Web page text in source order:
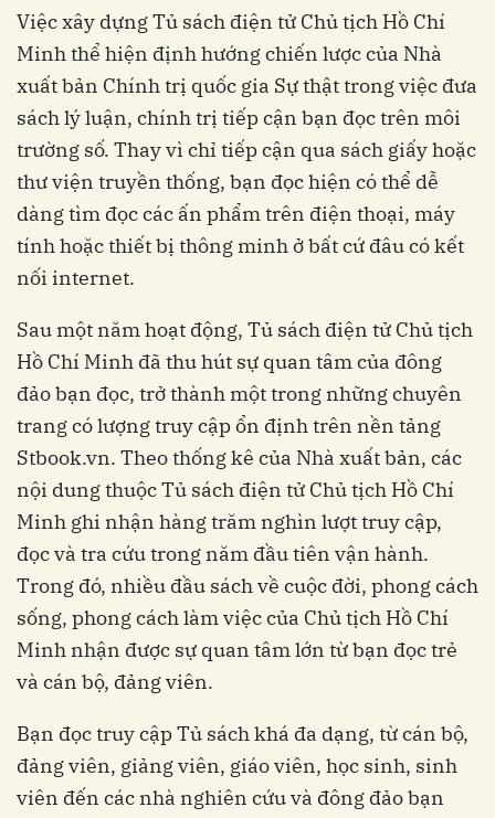
Việc xây dựng Tủ sách điện tử Chủ tịch Hồ Chí
Minh thể hiện định hướng chiến lược của Nhà
xuất bản Chính trị quốc gia Sự thật trong việc đưa
sách lý luận, chính trị tiếp cận bạn đọc trên môi
trường số. Thay vì chỉ tiếp cận qua sách giấy hoặc
thư viện truyền thống, bạn đọc hiện có thể dễ
dàng tìm đọc các ấn phẩm trên điện thoại, máy
tính hoặc thiết bị thông minh ở bất cứ đâu có kết
nối internet.
Sau một năm hoạt động, Tủ sách điện tử Chủ tịch
Hồ Chí Minh đã thu hút sự quan tâm của đông
đảo bạn đọc, trở thành một trong những chuyên
trang có lượng truy cập ổn định trên nền tảng
Stbook.vn. Theo thống kê của Nhà xuất bản, các
nội dung thuộc Tủ sách điện tử Chủ tịch Hồ Chí
Minh ghi nhận hàng trăm nghìn lượt truy cập,
đọc và tra cứu trong năm đầu tiên vận hành.
Trong đó, nhiều đầu sách về cuộc đời, phong cách
sống, phong cách làm việc của Chủ tịch Hồ Chí
Minh nhận được sự quan tâm lớn từ bạn đọc trẻ
và cán bộ, đảng viên.
Bạn đọc truy cập Tủ sách khá đa dạng, từ cán bộ,
đảng viên, giảng viên, giáo viên, học sinh, sinh
viên đến các nhà nghiên cứu và đông đảo bạn